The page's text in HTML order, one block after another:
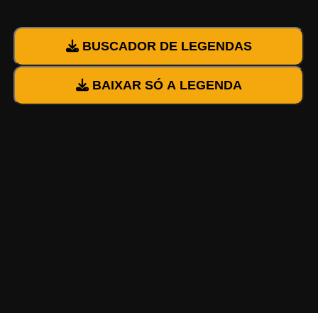
BUSCADOR DE LEGENDAS
BAIXAR SÓ A LEGENDA